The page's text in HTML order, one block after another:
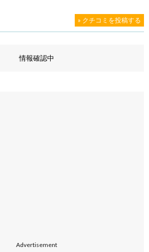
» クチコミを投稿する
情報確認中
Advertisement